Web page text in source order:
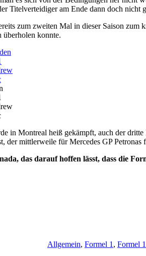
Titelverteidiger am Ende dann doch
zum zweiten Mal in dieser Saison zum
überholen konnte.
in Montreal heiß gekämpft, auch der
der mittlerweile für Mercedes GP
das darauf hoffen lässt, dass die
Allgemein, Formel 1 , Formel